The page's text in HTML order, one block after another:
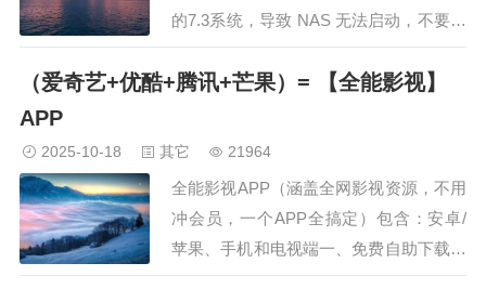
的7.3系统，导致 NAS 无法启动，不要慌
张。只要没有进行其 他操作，可以通过
降级到7.2来解决这个问题。声明：黑群
下：1.重新配置引导启动时按键盘的“下
（爱奇艺+优酷+腾讯+芒果）= 【全能影视】
APP
2025-10-18 其它 21964
全能影视APP（涵盖全网影视资源，不用
冲会员，一个APP全搞定）包含：安卓/
苹果、手机和电视端一、免费自助下载：
（服务器在国外，国情原因，下载不了